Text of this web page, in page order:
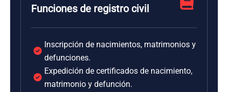
Funciones de registro civil
Inscripción de nacimientos, matrimonios y
defunciones.
Expedición de certificados de nacimiento,
matrimonio y defunción.